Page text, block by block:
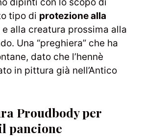
tipo di protezione alla
e alla creatura prossima alla
Una “preghiera” che ha
dato che l’hennè
in pittura già nell’Antico
Proudbody per
pancione